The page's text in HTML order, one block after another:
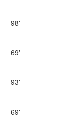
98'
69'
93'
69'